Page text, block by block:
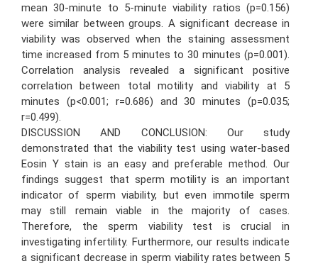
mean 30-minute to 5-minute viability ratios (p=0.156)
were similar between groups. A significant decrease in
viability was observed when the staining assessment
time increased from 5 minutes to 30 minutes (p=0.001).
Correlation analysis revealed a significant positive
correlation between total motility and viability at 5
minutes (p<0.001; r=0.686) and 30 minutes (p=0.035;
r=0.499).
DISCUSSION AND CONCLUSION: Our study
demonstrated that the viability test using water-based
Eosin Y stain is an easy and preferable method. Our
findings suggest that sperm motility is an important
indicator of sperm viability, but even immotile sperm
may still remain viable in the majority of cases.
Therefore, the sperm viability test is crucial in
investigating infertility. Furthermore, our results indicate
a significant decrease in sperm viability rates between 5